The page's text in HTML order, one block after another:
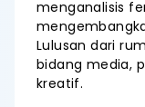
menganalisis
Lulusan dari
bidang media,
kreatif.